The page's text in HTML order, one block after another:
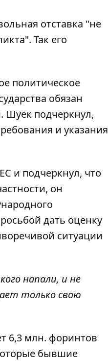
отставка "не
Так его
политическое
обязан
Шуек подчеркнул,
и указания
и подчеркнул, что
он
дать оценку
ситуации
напали, и не
только свою
6,3 млн. форинтов
бывшие